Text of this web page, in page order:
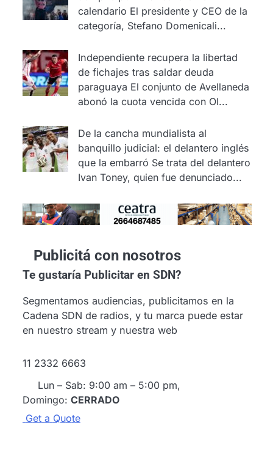
calendario El presidente y CEO de la
categoría, Stefano Domenicali...
Independiente recupera la libertad
de fichajes tras saldar deuda
paraguaya El conjunto de Avellaneda
abonó la cuota vencida con Ol...
De la cancha mundialista al
banquillo judicial: el delantero inglés
que la embarró Se trata del delantero
Ivan Toney, quien fue denunciado...
Publicitá con nosotros
Te gustaríaPublicitar en SDN?
Segmentamos audiencias, publicitamos en la
Cadena SDN de radios, y tu marca puede estar
en nuestro stream y nuestra web
11 2332 6663
Lun – Sab: 9:00 am – 5:00 pm,
Domingo: CERRADO
Get a Quote